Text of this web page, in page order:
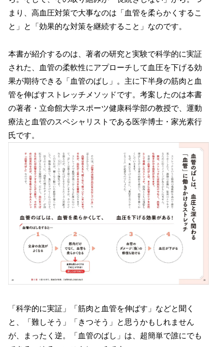
まり、高血圧対策で大事なのは「血管を柔らかくするこ
と」と「効果的な対策を継続すること」なのです。
本書が紹介するのは、著者の研究と実験で科学的に実証
された、血管の柔軟性にアプローチして血圧を下げる効
果が期待できる「血管のばし」。主に下半身の筋肉と血
管を伸ばすストレッチメソッドです。考案したのは本書
の著者・立命館大学スポーツ健康科学部の教授で、運動
療法と血管のスペシャリストである医学博士・家光素行
氏です。
「科学的に実証」「筋肉と血管を伸ばす」などと聞く
と、「難しそう」「きつそう」と思うかもしれません
が、まったく逆。「血管のばし」は、超簡単で誰にでも